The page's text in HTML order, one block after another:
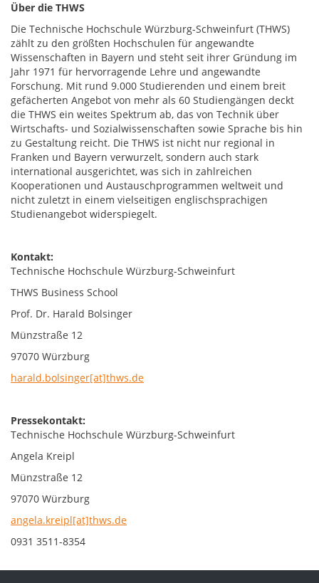
Über die THWS
Die Technische Hochschule Würzburg-Schweinfurt (THWS)
zählt zu den größten Hochschulen für angewandte
Wissenschaften in Bayern und steht seit ihrer Gründung im
Jahr 1971 für hervorragende Lehre und angewandte
Forschung. Mit rund 9.000 Studierenden und einem breit
gefächerten Angebot von mehr als 60 Studiengängen deckt
die THWS ein weites Spektrum ab, das von Technik über
Wirtschafts- und Sozialwissenschaften sowie Sprache bis hin
zu Gestaltung reicht. Die THWS ist nicht nur regional in
Franken und Bayern verwurzelt, sondern auch stark
international ausgerichtet, was sich in zahlreichen
Kooperationen und Austauschprogrammen weltweit und
nicht zuletzt in einem vielseitigen englischsprachigen
Studienangebot widerspiegelt.
Kontakt:
Technische Hochschule Würzburg-Schweinfurt
THWS Business School
Prof. Dr. Harald Bolsinger
Münzstraße 12
97070 Würzburg
harald.bolsinger[at]thws.de
Pressekontakt:
Technische Hochschule Würzburg-Schweinfurt
Angela Kreipl
Münzstraße 12
97070 Würzburg
angela.kreipl[at]thws.de
0931 3511-8354